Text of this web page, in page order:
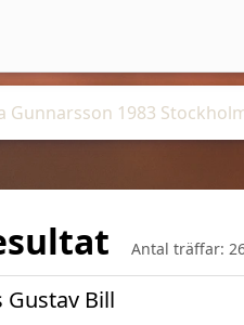
Antal träffar:
Gustav Bill